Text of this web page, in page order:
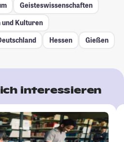
Geisteswissenschaften
und Kulturen
Hessen Gießen
interessieren